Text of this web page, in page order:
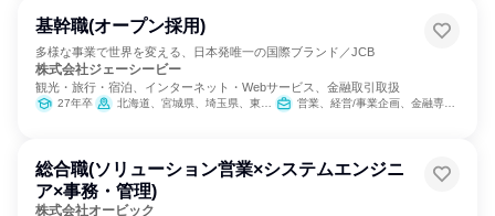
基幹職(オープン採用)
多様な事業で世界を変える、日本発唯一の国際ブランド／JCB
株式会社ジェーシービー
観光・旅行・宿泊、インターネット・Webサービス、金融取引取扱
27年卒 北海道、宮城県、埼玉県、東京都、愛知県、大阪府、鳥取県、島根県、広島県、福岡県 営業、経営/事業企画、金融専門職、経理/税務/財務、人事、総務、法務/知財、商品企画、マーケティング・広告・宣伝、カスタマーサポート/コールセンター
総合職(ソリューション営業×システムエンジニ
ア×事務・管理)
株式会社オービック